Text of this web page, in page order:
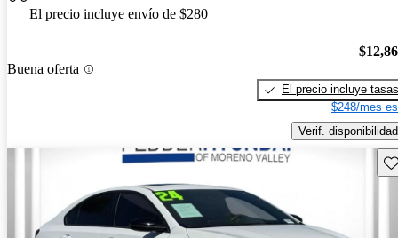
El precio incluye envío de $280
Buena oferta
El precio incluye tasas
$248/mes
Verif. disponibilidad